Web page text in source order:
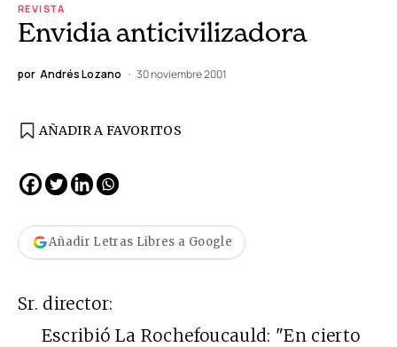
REVISTA
Envidia anticivilizadora
por Andrés Lozano 30 noviembre 2001
AÑADIR A FAVORITOS
Añadir Letras Libres a Google
Sr. director:
Escribió La Rochefoucauld: "En cierto